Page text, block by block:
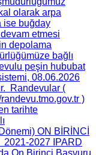
olarak arpa
ise buğday
etmesi
depolama
bağlı
peşin hububat
08.06.2026
Randevular (
)
tarihte
ON BİRİNCİ
2027 IPARD
On Birinci Başvuru